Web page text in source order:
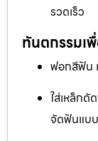
รวดเร็ว
ทันตกรรมเ
ฟอกสีฟัน
ใส่เหล็กดั
จัดฟันแบ